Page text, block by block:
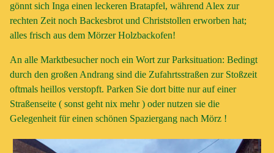
gönnt sich Inga einen leckeren Bratapfel, während Alex zur
rechten Zeit noch Backesbrot und Christstollen erworben hat;
alles frisch aus dem Mörzer Holzbackofen!
An alle Marktbesucher noch ein Wort zur Parksituation: Bedingt
durch den großen Andrang sind die Zufahrtsstraßen zur Stoßzeit
oftmals heillos verstopft. Parken Sie dort bitte nur auf einer
Straßenseite ( sonst geht nix mehr ) oder nutzen sie die
Gelegenheit für einen schönen Spaziergang nach Mörz !